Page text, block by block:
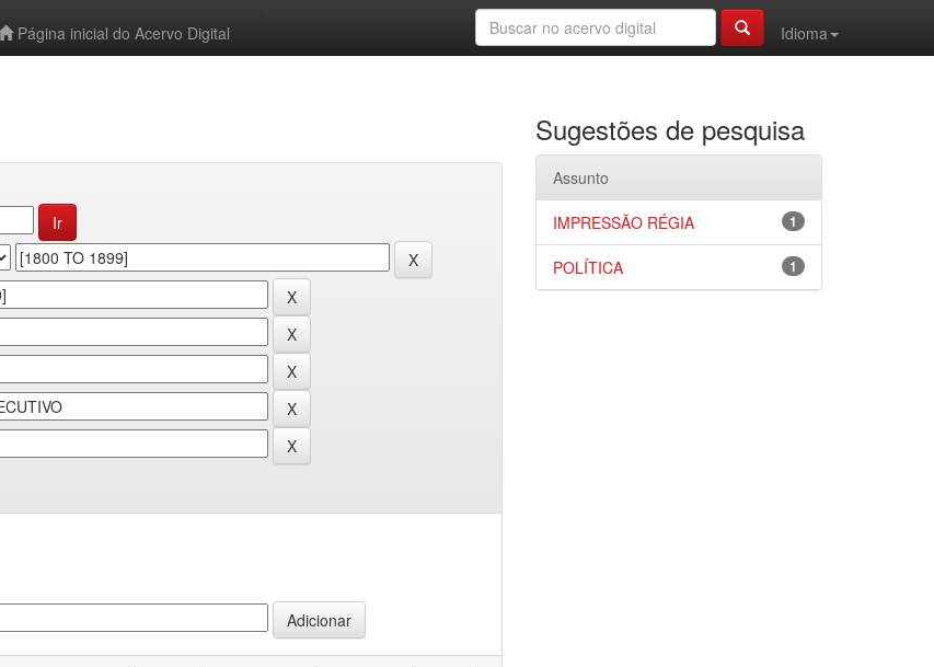
Página inicial do Acervo Digital
Idioma
Sugestões de pesquisa
Assunto
1
IMPRESSÃO RÉGIA
1
POLÍTICA